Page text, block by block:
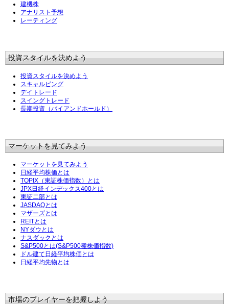
建機株
アナリスト予想
レーティング
投資スタイルを決めよう
投資スタイルを決めよう
スキャルピング
デイトレード
スイングトレード
長期投資（バイアンドホールド）
マーケットを見てみよう
マーケットを見てみよう
日経平均株価とは
TOPIX（東証株価指数）とは
JPX日経インデックス400とは
東証二部とは
JASDAQとは
マザーズとは
REITとは
NYダウとは
ナスダックとは
S&P500とは(S&P500種株価指数)
ドル建て日経平均株価とは
日経平均先物とは
市場のプレイヤーを把握しよう